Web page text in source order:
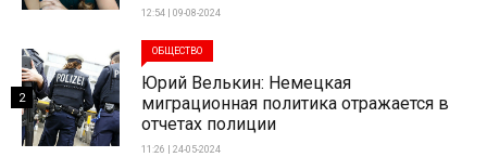
12:54 | 09-08-2024
ОБЩЕСТВО
Юрий Велькин: Немецкая
миграционная политика отражается в
отчетах полиции
11:26 | 24-05-2024
2